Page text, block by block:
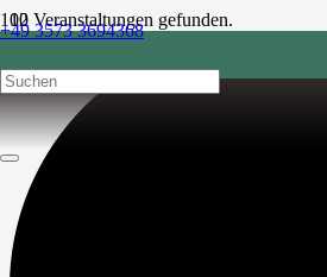
+49 3573 3694368
post@sonnenhof-1864.de
12 Veranstaltungen gefunden.